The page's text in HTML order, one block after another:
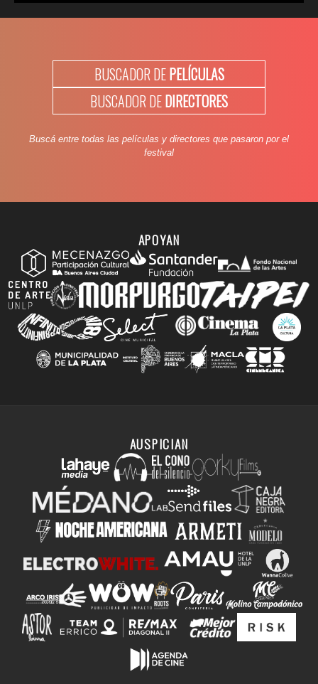
BUSCADOR DEPELÍCULAS
BUSCADOR DEDIRECTORES
Buscá entre todas las películas y directores que pasaron por el
festival
APOYAN
AUSPICIAN